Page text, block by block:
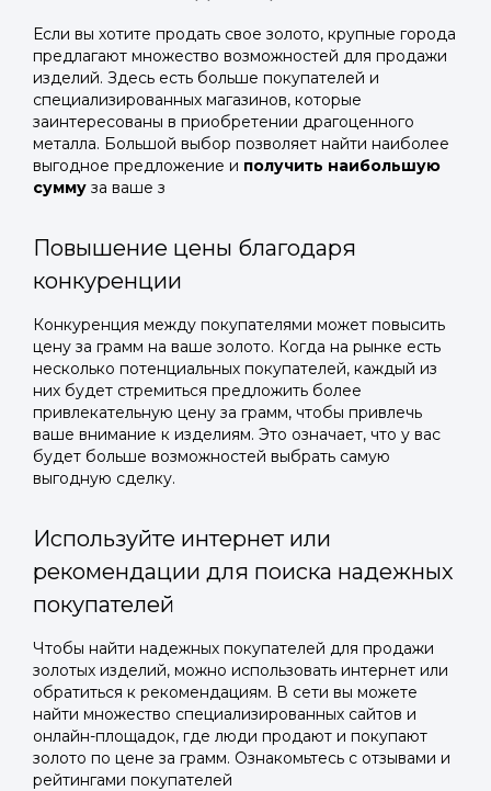
Войти в
профиль
Мы отправим код для входа на ваш
номер телефона.
Подать заявку
Отправьте заявку через мессенджер-бот — магазины
увидят её и пришлют предложения. Фото, описание и
AI-оценка прямо в чате.
Подать заявку
Отправьте заявку через мессенджер-бот — магазины
увидят её и пришлют предложения. Фото, описание и
AI-оценка прямо в чате.
Если вы хотите продать свое золото, крупные города
предлагают множество возможностей для продажи
изделий. Здесь есть больше покупателей и
специализированных магазинов, которые
заинтересованы в приобретении драгоценного
металла. Большой выбор позволяет найти наиболее
выгодное предложение и получить наибольшую
сумму за ваше з
Повышение цены благодаря
конкуренции
Конкуренция между покупателями может повысить
цену за грамм на ваше золото. Когда на рынке есть
несколько потенциальных покупателей, каждый из
них будет стремиться предложить более
привлекательную цену за грамм, чтобы привлечь
ваше внимание к изделиям. Это означает, что у вас
будет больше возможностей выбрать самую
выгодную сделку.
Используйте интернет или
рекомендации для поиска надежных
покупателей
Чтобы найти надежных покупателей для продажи
золотых изделий, можно использовать интернет или
обратиться к рекомендациям. В сети вы можете
найти множество специализированных сайтов и
онлайн-площадок, где люди продают и покупают
золото по цене за грамм. Ознакомьтесь с отзывами и
рейтингами покупателей